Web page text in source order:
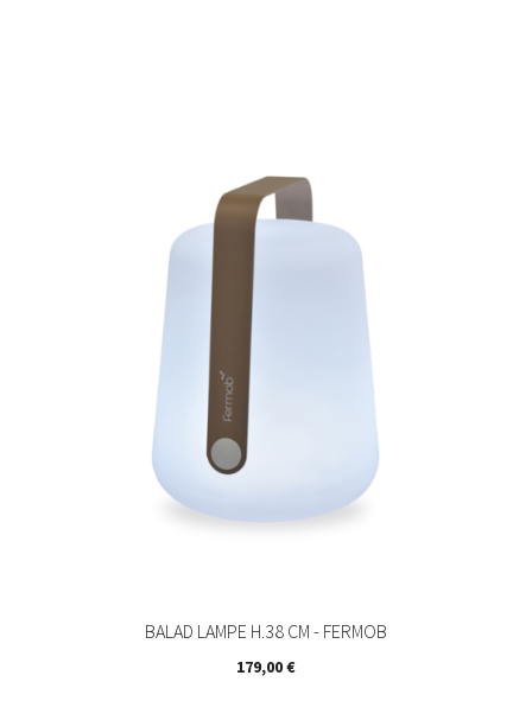
BALAD LAMPE H.38 CM - FERMOB
Prix
179,00 €